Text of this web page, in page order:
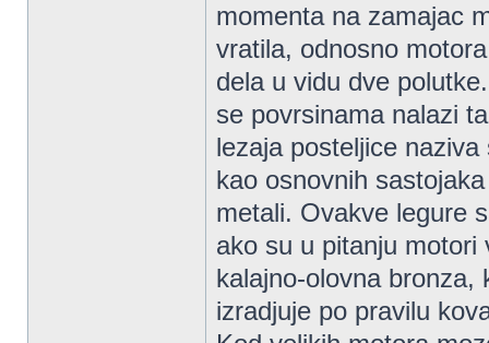
momenta na zamajac
vratila, odnosno
dela u vidu dve
se povrsinama nalazi
lezaja posteljice
kao osnovnih
metali. Ovakve legure
ako su u pitanju motori
kalajno-olovna bronza,
izradjuje po pravilu